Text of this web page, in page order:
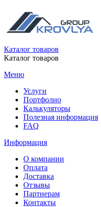
Каталог товаров
Каталог товаров
Меню
Услуги
Портфолио
Калькуляторы
Полезная информация
FAQ
Информация
О компании
Оплата
Доставка
Отзывы
Партнерам
Контакты